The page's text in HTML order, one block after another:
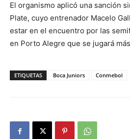
El organismo aplicó una sanción
Plate, cuyo entrenador Macelo
estar en el encuentro por las
en Porto Alegre que se jugará
ETIQUETAS Boca Juniors Conmebol